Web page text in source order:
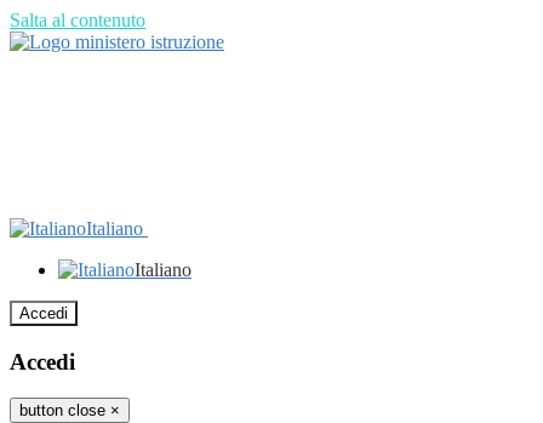
Salta al contenuto
Italiano
Italiano
Accedi
Accedi
button close ×